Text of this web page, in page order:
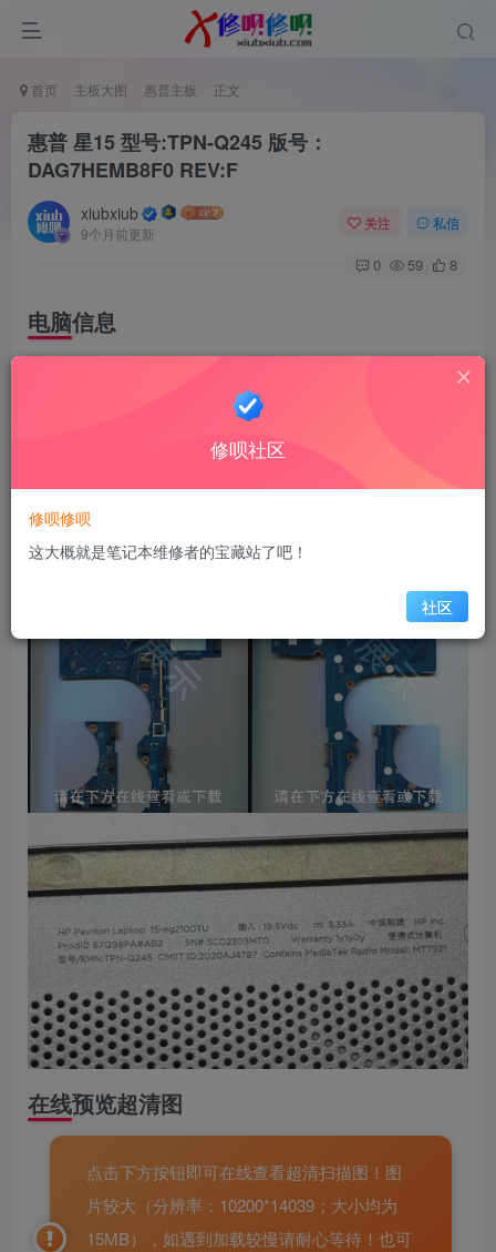
首页 主板大图 惠普主板 正文
惠普 星15 型号:TPN-Q245 版号：
DAG7HEMB8F0 REV:F
xiubxiub
9个月前更新
关注 私信
0 59 8
电脑信息
在线预览超清图
点击下方按钮即可在线查看超清扫描图！图
片较大（分辨率：10200*14039；大小均为
15MB），如遇到加载较慢请耐心等待！也可
修呗社区
修呗修呗
这大概就是笔记本维修者的宝藏站了吧！
社区